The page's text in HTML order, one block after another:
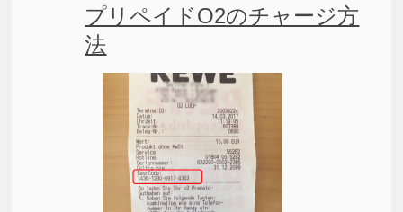
プリペイドO2のチャージ方
法